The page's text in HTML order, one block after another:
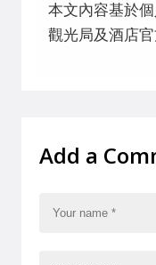
本文內容基於
觀光局及酒店官
Add a